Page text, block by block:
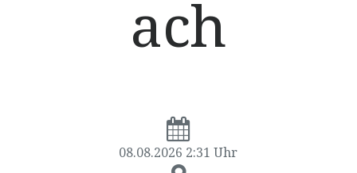
ach
08.08.2026 2:31 Uhr